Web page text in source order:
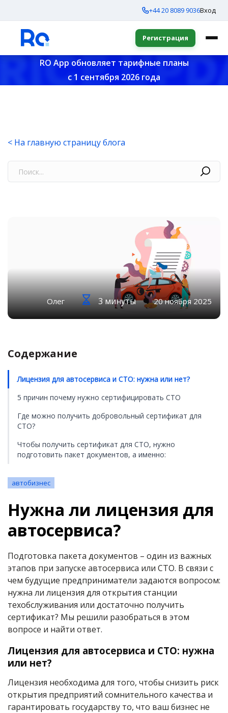
+44 20 8089 9036Вход
Регистрация
RO App обновляет тарифные планы
с 1 сентября 2026 года
< На главную страницу блога
Олег 3 минуты 20 ноября 2025
Содержание
Лицензия для автосервиса и СТО: нужна или нет?
5 причин почему нужно сертифицировать СТО
Где можно получить добровольный сертификат для
СТО?
Чтобы получить сертификат для СТО, нужно
подготовить пакет документов, а именно:
автобизнес
Нужна ли лицензия для
автосервиса?
Подготовка пакета документов – один из важных
этапов при запуске автосервиса или СТО. В связи с
чем будущие предприниматели задаются вопросом:
нужна ли лицензия для открытия станции
техобслуживания или достаточно получить
сертификат? Мы решили разобраться в этом
вопросе и найти ответ.
Лицензия для автосервиса и СТО: нужна
или нет?
Лицензия необходима для того, чтобы снизить риск
открытия предприятий сомнительного качества и
гарантировать государству то, что ваш бизнес не